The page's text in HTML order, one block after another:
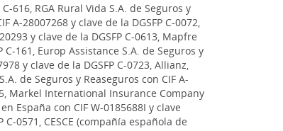
616, RGA Rural Vida S.A. de Seguros y
A-28007268 y clave de la DGSFP C-0072,
y clave de la DGSFP C-0613, Mapfre
C-161, Europ Assistance S.A. de Seguros y
y clave de la DGSFP C-0723, Allianz,
de Seguros y Reaseguros con CIF A-
Markel International Insurance Company
España con CIF W-0185688I y clave
0571, CESCE (compañía española de